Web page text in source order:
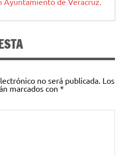
no será publicada. Los
marcados con *